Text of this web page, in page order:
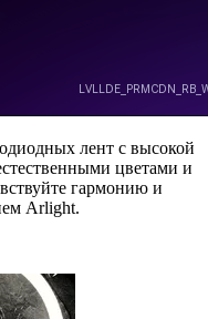
лент с высокой
цветами и
гармонию и
Arlight.